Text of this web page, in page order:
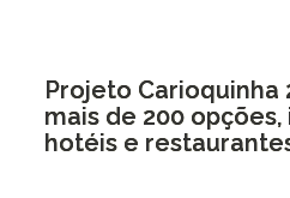
Projeto Carioquinha
mais de 200
hotéis e